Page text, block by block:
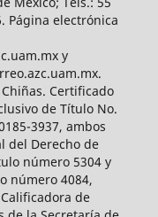
Página electrónica
y
Certificado
de Título No.
3937, ambos
del Derecho de
número 5304 y
número 4084,
de